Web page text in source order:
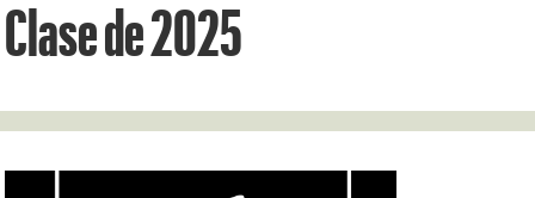
Clase de 2025